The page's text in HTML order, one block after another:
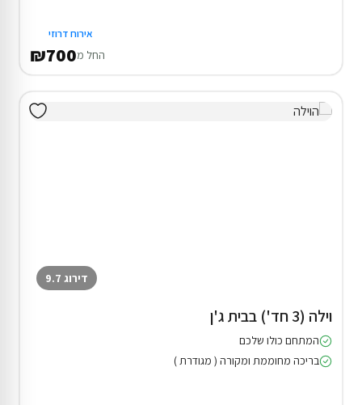
אירוח דרוזי
החל מ₪700
דירוג 9.7
וילה (3 חד') בבית ג'ן
המתחם כולו שלכם
בריכה מחוממת ומקורה ( מגודרת )